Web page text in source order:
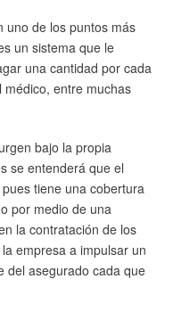
uno de los puntos más
un sistema que le
una cantidad por cada
entre muchas
bajo la propia
se entenderá que el
tiene una cobertura
por medio de una
la contratación de los
empresa a impulsar un
del asegurado cada que